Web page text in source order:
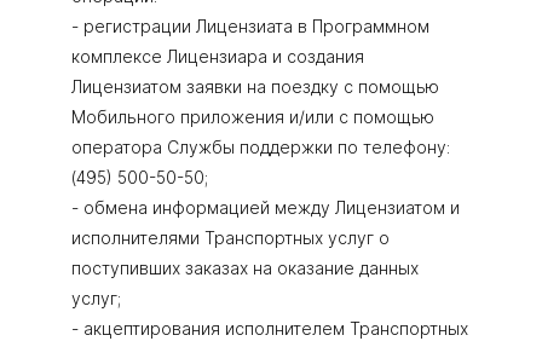
- регистрации Лицензиата в Программном
комплексе Лицензиара и создания
Лицензиатом заявки на поездку с помощью
Мобильного приложения и/или с помощью
оператора Службы поддержки по телефону:
(495) 500-50-50;
- обмена информацией между Лицензиатом и
исполнителями Транспортных услуг о
поступивших заказах на оказание данных
услуг;
- акцептирования исполнителем Транспортных